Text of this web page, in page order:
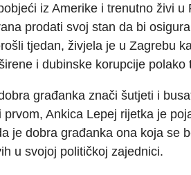
iz Amerike i trenutno živi
prodati svoj stan da bi
tjedan, živjela je u Zagrebu
i dubinske korupcije polako
građanka znači šutjeti i
prvom, Ankica Lepej rijetka je
je dobra građanka ona koja se
u svojoj političkoj zajednici.